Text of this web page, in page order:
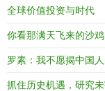
全球价值投资与时代
你看那满天飞来的沙
罗素：我不愿揭中国
抓住历史机遇，研究